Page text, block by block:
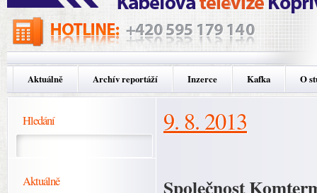
Aktuálně Archív reportáží Inzerce Kafka O
Hledání
Aktuálně
9. 8. 2013
Společnost